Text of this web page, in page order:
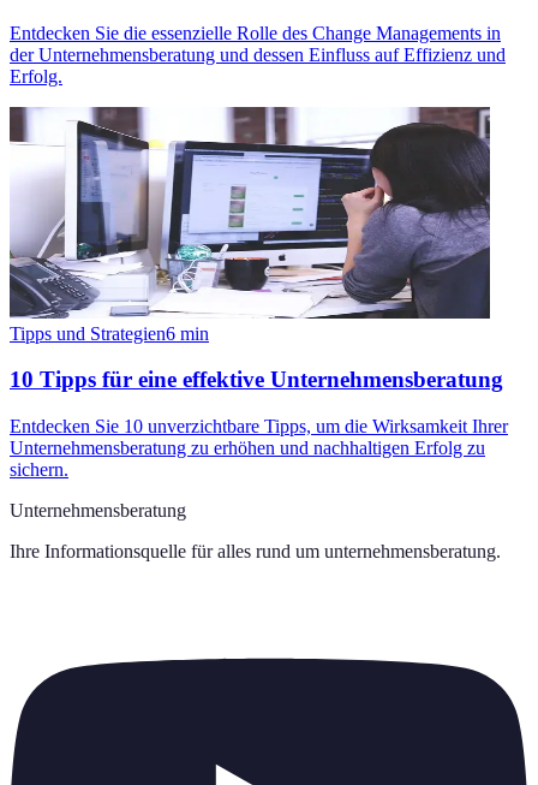
Entdecken Sie die essenzielle Rolle des Change Managements in
der Unternehmensberatung und dessen Einfluss auf Effizienz und
Erfolg.
Tipps und Strategien6 min
10 Tipps für eine effektive Unternehmensberatung
Entdecken Sie 10 unverzichtbare Tipps, um die Wirksamkeit Ihrer
Unternehmensberatung zu erhöhen und nachhaltigen Erfolg zu
sichern.
Unternehmensberatung
Ihre Informationsquelle für alles rund um unternehmensberatung.